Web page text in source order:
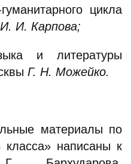
цикла
И. И. Карпова;
и литературы
Г. Н. Можейко.
материалы по
написаны к